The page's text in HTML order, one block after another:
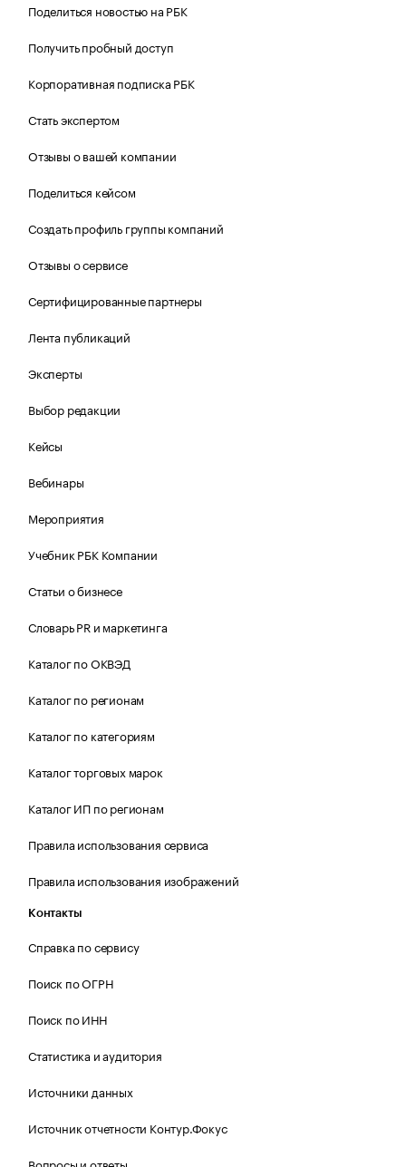
Поделиться новостью на РБК
Получить пробный доступ
Корпоративная подписка РБК
Стать экспертом
Отзывы о вашей компании
Поделиться кейсом
Создать профиль группы компаний
Отзывы о сервисе
Сертифицированные партнеры
Лента публикаций
Эксперты
Выбор редакции
Кейсы
Вебинары
Мероприятия
Учебник РБК Компании
Статьи о бизнесе
Словарь PR и маркетинга
Каталог по ОКВЭД
Каталог по регионам
Каталог по категориям
Каталог торговых марок
Каталог ИП по регионам
Правила использования сервиса
Правила использования изображений
Контакты
Справка по сервису
Поиск по ОГРН
Поиск по ИНН
Статистика и аудитория
Источники данных
Источник отчетности Контур.Фокус